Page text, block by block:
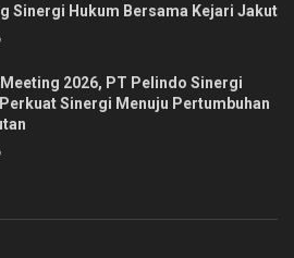
Sinergi Hukum Bersama Kejari Jakut
2026, PT Pelindo Sinergi
Sinergi Menuju Pertumbuhan